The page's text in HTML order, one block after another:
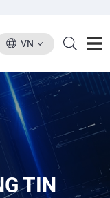
VN
TIN